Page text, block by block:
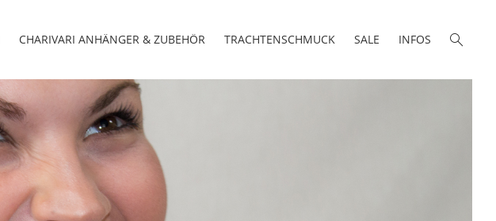
CHARIVARI ANHÄNGER & ZUBEHÖR TRACHTENSCHMUCK SALE INFOS